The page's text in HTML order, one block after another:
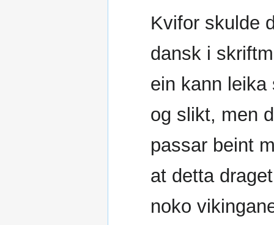
Kvifor skulde
dansk i
ein kann
og slikt, men
passar beint
at detta
noko